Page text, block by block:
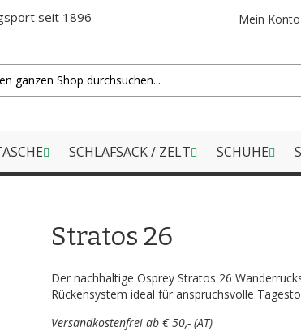
Mein Konto
seit 1896
SCHLAFSACK / ZELT SCHUHE
Stratos 26
Der nachhaltige Osprey Stratos 26
Rückensystem ideal für anspruchsvolle
Versandkostenfrei ab € 50,- (AT)